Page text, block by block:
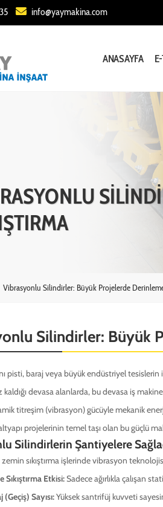
info@yaymakina.com
ANASAYFA
Vibrasyonlu Silindirler: Büyük Projelerde
Silindirler: Büyük
pisti, baraj veya büyük endüstriyel tesislerin
devasa alanlarda, bu devasa iş
titreşim (vibrasyon) gücüyle mekanik
projelerinin temel taşı olan bu güçlü
Silindirlerin Şantiyelere
sıkıştırma işlerinde vibrasyon
Etkisi:Sadece ağırlıkla çalışan
Sayısı:Yüksek santrifüj kuvveti